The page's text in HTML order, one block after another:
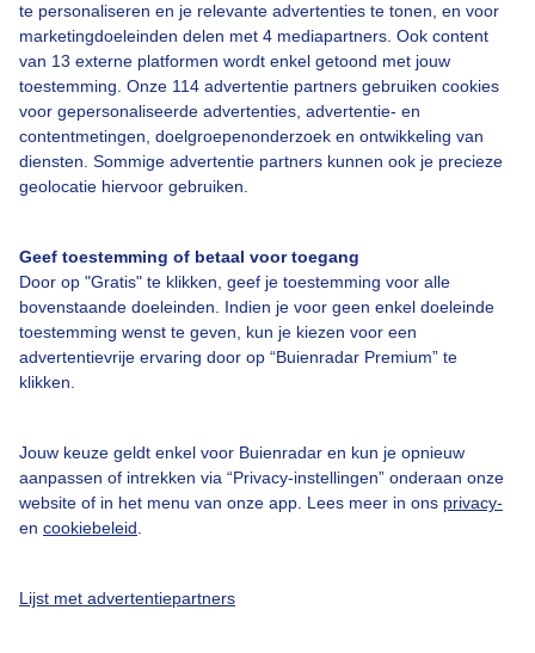
te personaliseren en je relevante advertenties te tonen, en voor
marketingdoeleinden delen met 4 mediapartners. Ook content
van 13 externe platformen wordt enkel getoond met jouw
toestemming. Onze 114 advertentie partners gebruiken cookies
voor gepersonaliseerde advertenties, advertentie- en
contentmetingen, doelgroepenonderzoek en ontwikkeling van
diensten. Sommige advertentie partners kunnen ook je precieze
geolocatie hiervoor gebruiken.
Geef toestemming of betaal voor toegang
Door op "Gratis" te klikken, geef je toestemming voor alle
bovenstaande doeleinden. Indien je voor geen enkel doeleinde
toestemming wenst te geven, kun je kiezen voor een
advertentievrije ervaring door op “Buienradar Premium” te
klikken.
Jouw keuze geldt enkel voor Buienradar en kun je opnieuw
aanpassen of intrekken via “Privacy-instellingen” onderaan onze
website of in het menu van onze app. Lees meer in ons privacy-
en cookiebeleid
Lijst met advertentiepartners
Over Buienradar
Veelgestelde vragen
Contact
Toegankelijkheid
Buienradar Team
Privacy beleid
Privacy instellingen